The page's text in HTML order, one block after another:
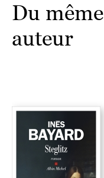
Du même
auteur